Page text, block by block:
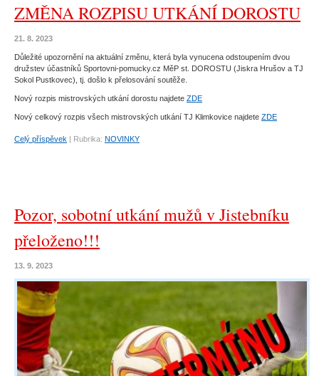
ZMĚNA ROZPISU UTKÁNÍ DOROSTU
21. 8. 2023
Důležité upozornění na aktuální změnu, která byla vynucena odstoupením dvou
družstev účastníků Sportovni-pomucky.cz MěP st. DOROSTU (Jiskra Hrušov a TJ
Sokol Pustkovec), tj. došlo k přelosování soutěže.
Nový rozpis mistrovských utkání dorostu najdete ZDE
Nový celkový rozpis všech mistrovských utkání TJ Klimkovice najdete ZDE
Celý příspěvek | Rubrika: NOVINKY
Pozor, sobotní utkání mužů v Jistebníku
přeloženo!!!
13. 9. 2023